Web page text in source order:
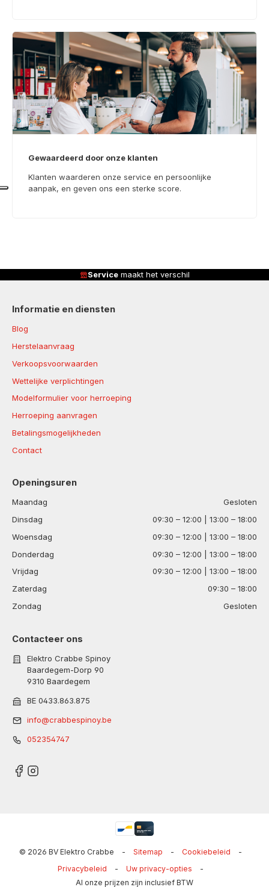
Gewaardeerd door onze klanten
Klanten waarderen onze service en persoonlijke
aanpak, en geven ons een sterke score.
Servicemaakt het verschil
Informatie en diensten
Blog
Herstelaanvraag
Verkoopsvoorwaarden
Wettelijke verplichtingen
Modelformulier voor herroeping
Herroeping aanvragen
Betalingsmogelijkheden
Contact
Openingsuren
Maandag
Gesloten
Dinsdag
09:30 – 12:00 | 13:00 – 18:00
Woensdag
09:30 – 12:00 | 13:00 – 18:00
Donderdag
09:30 – 12:00 | 13:00 – 18:00
Vrijdag
09:30 – 12:00 | 13:00 – 18:00
Zaterdag
09:30 – 18:00
Zondag
Gesloten
Contacteer ons
Elektro Crabbe Spinoy
Baardegem-Dorp 90
9310 Baardegem
BE 0433.863.875
info@crabbespinoy.be
052354747
© 2026 BV Elektro Crabbe - Sitemap - Cookiebeleid
-
Privacybeleid
- Uw privacy-opties
-
Al onze prijzen zijn inclusief BTW